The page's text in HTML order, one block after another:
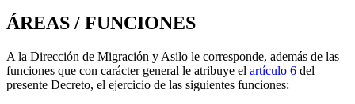
ÁREAS / FUNCIONES
A la Dirección de Migración y Asilo le corresponde, además de las
funciones que con carácter general le atribuye el artículo 6 del
presente Decreto, el ejercicio de las siguientes funciones: